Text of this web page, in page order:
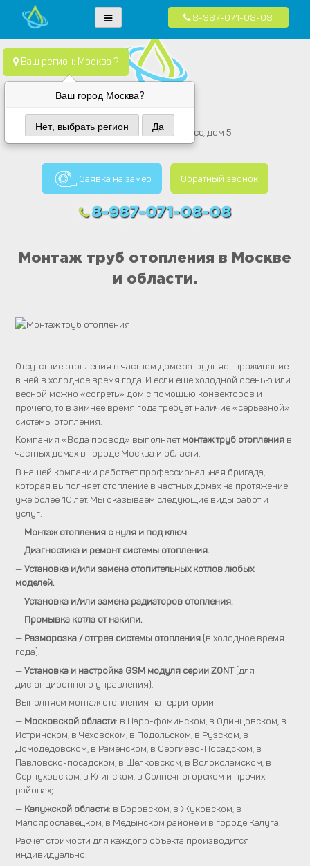
to
content
канализация.
систем водоснабжения, канализации и отопления в частных домах в
Москве и Московской области
Ваш регион: Москва ?
Ваш город Москва?
Нет, выбрать регион Да
8-987-071-08-08
Вода провод
Москва, Каширское Шоссе, дом 5
Заявка на замер Обратный звонок
8-987-071-08-08
Монтаж труб отопления в Москве
и области.
Отсутствие отопления в частном доме затрудняет проживание
в ней в холодное время года. И если еще холодной осенью или
весной можно «согреть» дом с помощью конвекторов и
прочего, то в зимнее время года требует наличие «серьезной»
системы отопления.
Компания «Вода провод» выполняетмонтаж труб отопления в
частных домах в городе Москва и области.
В нашей компании работает профессиональная бригада,
которая выполняет отопление в частных домах на протяжение
уже более 10 лет. Мы оказываем следующие виды работ и
услуг:
— Монтаж отопления с нуля и под ключ.
—Диагностика и ремонт системы отопления.
—Установка и/или замена отопительных котлов любых
моделей.
—Установка и/или замена радиаторов отопления.
— Промывка котла от накипи.
— Разморозка / отгрев системы отопления (в холодное время
года).
—Установка и настройка GSM модуля серии ZONT(для
дистанциоонного управления).
Выполняем монтаж отопления на территории
— Московской области: в Наро-фоминском, в Одинцовском, в
Истринском, в Чеховском, в Подольском, в Рузском, в
Домодедовском, в Раменском, в Сергиево-Посадском, в
Павловско-посадском, в Щелковском, в Волоколамском, в
Серпуховском, в Клинском, в Солнечногорском и прочих
районах;
— Калужской области: в Боровском, в Жуковском, в
Малоярославецком, в Медынском районе и в городе Калуга.
Расчет стоимости для каждого объекта производится
индивидуально.